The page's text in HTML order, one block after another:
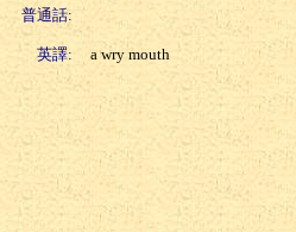
普通話:
英譯: a wry mouth